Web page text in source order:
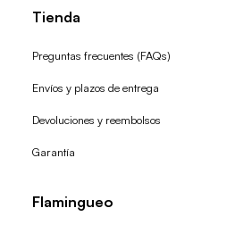
Tienda
Preguntas frecuentes (FAQs)
Envíos y plazos de entrega
Devoluciones y reembolsos
Garantía
Flamingueo